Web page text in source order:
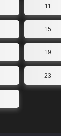
11
15
19
23